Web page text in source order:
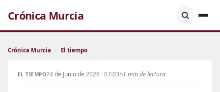
Crónica Murcia
Crónica Murcia › El tiempo
EL TIEMPO24 de Junio de 2026 · 07:03h1 min de lectura